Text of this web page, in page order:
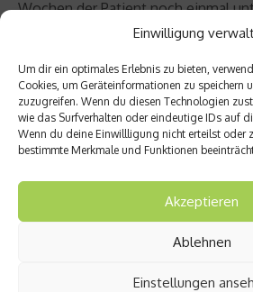
Einwilligung
Um dir ein optimales Erlebnis zu bieten,
Cookies, um Geräteinformationen zu
zuzugreifen. Wenn du diesen Technologien
wie das Surfverhalten oder eindeutige IDs auf
Wenn du deine Einwillligung nicht erteilst oder
bestimmte Merkmale und Funktionen
Akzeptieren
Ablehnen
Einstellungen
Wochen der Patient noch einmal
kann man die Wirksamkeit ungefähr